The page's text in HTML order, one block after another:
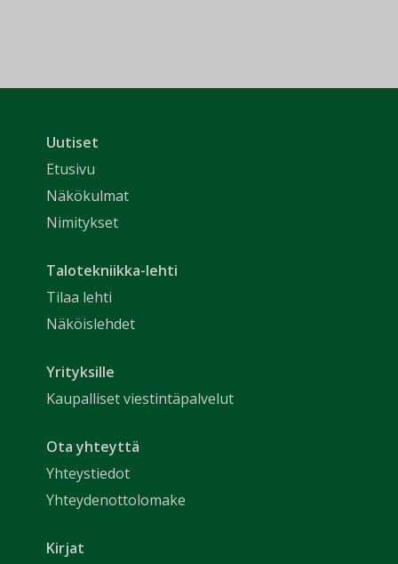
Uutiset
Etusivu
Näkökulmat
Nimitykset
Talotekniikka-lehti
Tilaa lehti
Näköislehdet
Yrityksille
Kaupalliset viestintäpalvelut
Ota yhteyttä
Yhteystiedot
Yhteydenottolomake
Kirjat